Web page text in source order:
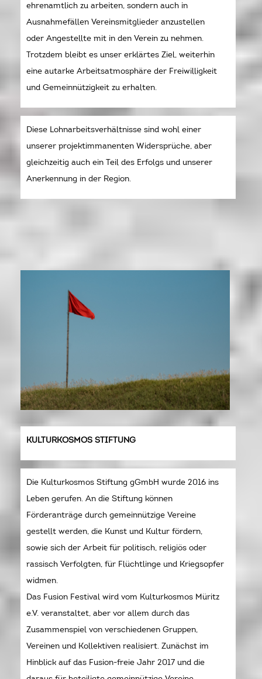
ehrenamtlich zu arbeiten, sondern auch in
Ausnahmefällen Vereinsmitglieder anzustellen
oder Angestellte mit in den Verein zu nehmen.
Trotzdem bleibt es unser erklärtes Ziel, weiterhin
eine autarke Arbeitsatmosphäre der Freiwilligkeit
und Gemeinnützigkeit zu erhalten.
Diese Lohnarbeitsverhältnisse sind wohl einer
unserer projektimmanenten Widersprüche, aber
gleichzeitig auch ein Teil des Erfolgs und unserer
Anerkennung in der Region.
KULTURKOSMOS STIFTUNG
Die Kulturkosmos Stiftung gGmbH wurde 2016 ins
Leben gerufen. An die Stiftung können
Förderanträge durch gemeinnützige Vereine
gestellt werden, die Kunst und Kultur fördern,
sowie sich der Arbeit für politisch, religiös oder
rassisch Verfolgten, für Flüchtlinge und Kriegsopfer
widmen.
Das Fusion Festival wird vom Kulturkosmos Müritz
e.V. veranstaltet, aber vor allem durch das
Zusammenspiel von verschiedenen Gruppen,
Vereinen und Kollektiven realisiert. Zunächst im
Hinblick auf das Fusion-freie Jahr 2017 und die